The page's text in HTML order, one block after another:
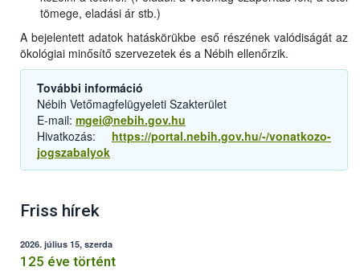
tömege, eladási ár stb.)
A bejelentett adatok hatáskörükbe eső részének valódiságát az
ökológiai minősítő szervezetek és a Nébih ellenőrzik.
További információ
Nébih Vetőmagfelügyeleti Szakterület
E-mail: mgei@nebih.gov.hu
Hivatkozás: https://portal.nebih.gov.hu/-/vonatkozo-
jogszabalyok
Friss hírek
2026. július 15, szerda
125 éve történt